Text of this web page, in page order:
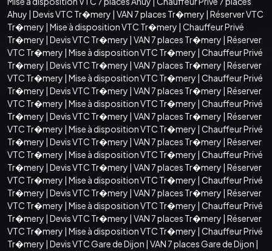
Ahuy | Devis VTC Tr�mery | VAN 7 places Tr�mery | Réserver VTC
Tr�mery | Mise à disposition VTC Tr�mery | Chauffeur Privé
Tr�mery | Devis VTC Tr�mery | VAN 7 places Tr�mery | Réserver
VTC Tr�mery | Mise à disposition VTC Tr�mery | Chauffeur Privé
Tr�mery | Devis VTC Tr�mery | VAN 7 places Tr�mery | Réserver
VTC Tr�mery | Mise à disposition VTC Tr�mery | Chauffeur Privé
Tr�mery | Devis VTC Tr�mery | VAN 7 places Tr�mery | Réserver
VTC Tr�mery | Mise à disposition VTC Tr�mery | Chauffeur Privé
Tr�mery | Devis VTC Tr�mery | VAN 7 places Tr�mery | Réserver
VTC Tr�mery | Mise à disposition VTC Tr�mery | Chauffeur Privé
Tr�mery | Devis VTC Tr�mery | VAN 7 places Tr�mery | Réserver
VTC Tr�mery | Mise à disposition VTC Tr�mery | Chauffeur Privé
Tr�mery | Devis VTC Tr�mery | VAN 7 places Tr�mery | Réserver
VTC Tr�mery | Mise à disposition VTC Tr�mery | Chauffeur Privé
Tr�mery | Devis VTC Tr�mery | VAN 7 places Tr�mery | Réserver
VTC Tr�mery | Mise à disposition VTC Tr�mery | Chauffeur Privé
Tr�mery | Devis VTC Tr�mery | VAN 7 places Tr�mery | Réserver
VTC Tr�mery | Mise à disposition VTC Tr�mery | Chauffeur Privé
Tr�mery | Devis VTC Gare de Dijon | VAN 7 places Gare de Dijon |